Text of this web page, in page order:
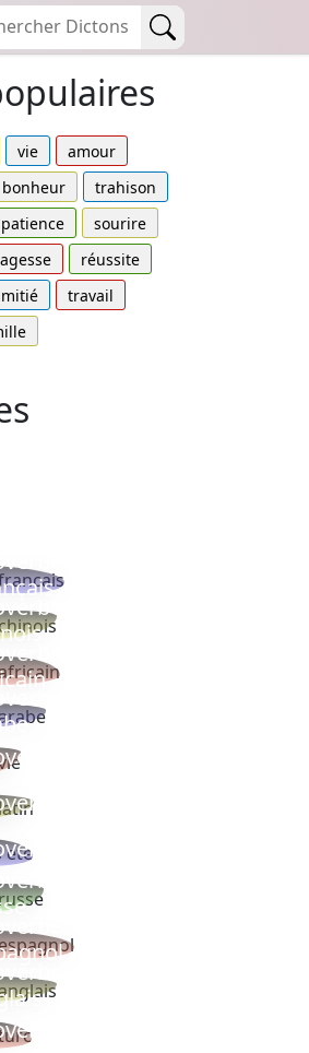
vie
amour
bonheur
trahison
patience
sourire
réussite
travail
vie
latin
ete
turc